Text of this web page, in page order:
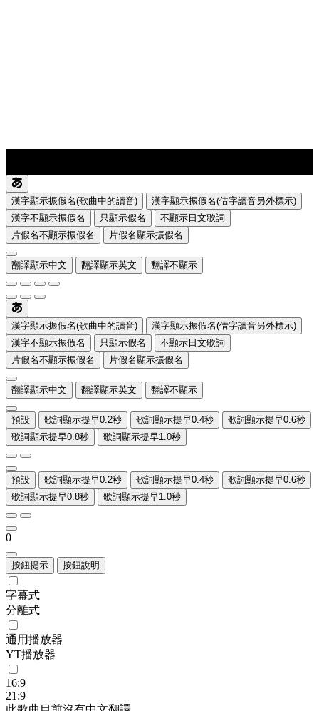
漢字顯示振假名(歌曲中的讀音)
漢字顯示振假名(借字讀音另外標示)
漢字不顯示振假名
只顯示假名
不顯示日文歌詞
片假名不顯示振假名
片假名顯示振假名
翻譯顯示中文 翻譯顯示英文 翻譯不顯示
漢字顯示振假名(歌曲中的讀音)
漢字顯示振假名(借字讀音另外標示)
漢字不顯示振假名
只顯示假名
不顯示日文歌詞
片假名不顯示振假名
片假名顯示振假名
翻譯顯示中文 翻譯顯示英文 翻譯不顯示
預設 歌詞顯示提早0.2秒 歌詞顯示提早0.4秒
歌詞顯示提早0.6秒
歌詞顯示提早0.8秒
歌詞顯示提早1.0秒
預設 歌詞顯示提早0.2秒 歌詞顯示提早0.4秒
歌詞顯示提早0.6秒
歌詞顯示提早0.8秒
歌詞顯示提早1.0秒
0
按鈕提示 按鈕說明
字幕式
分離式
通用播放器
YT播放器
16:9
21:9